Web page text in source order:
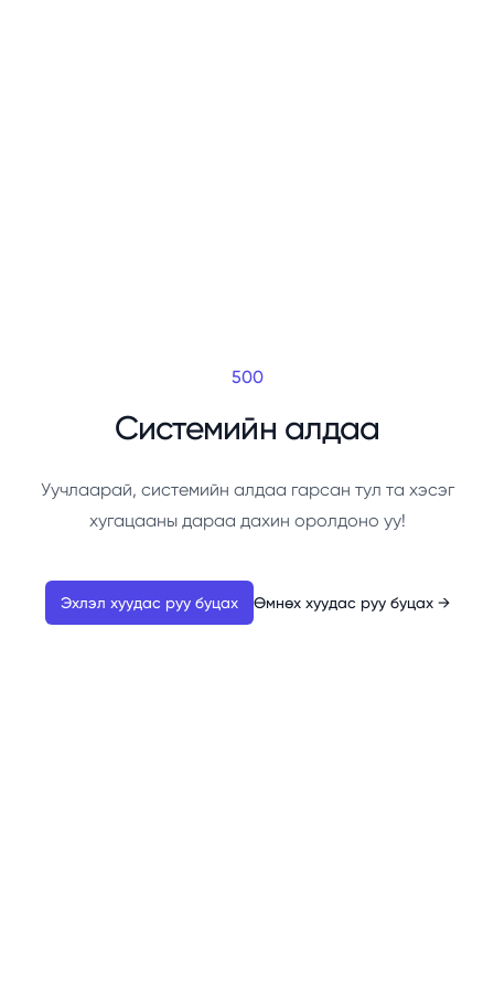
500
Системийн алдаа
Уучлаарай, системийн алдаа гарсан тул та хэсэг
хугацааны дараа дахин оролдоно уу!
Эхлэл хуудас руу буцах Өмнөх хуудас руу буцах →